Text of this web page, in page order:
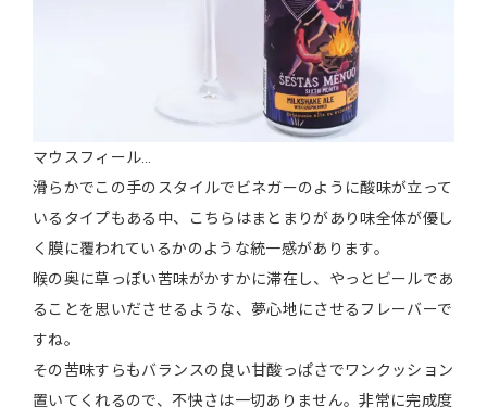
マウスフィール…
滑らかでこの手のスタイルでビネガーのように酸味が立って
いるタイプもある中、こちらはまとまりがあり味全体が優し
く膜に覆われているかのような統一感があります。
喉の奥に草っぽい苦味がかすかに滞在し、やっとビールであ
ることを思いださせるような、夢心地にさせるフレーバーで
すね。
その苦味すらもバランスの良い甘酸っぱさでワンクッション
置いてくれるので、不快さは一切ありません。非常に完成度